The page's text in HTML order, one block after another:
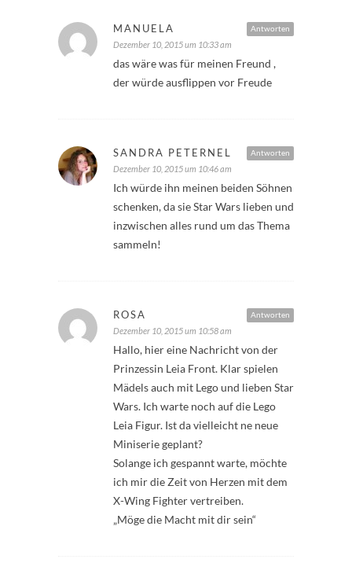
Antworten
MANUELA
Dezember 10, 2015 um 10:33 am
das wäre was für meinen Freund ,
der würde ausflippen vor Freude
Antworten
SANDRA PETERNEL
Dezember 10, 2015 um 10:46 am
Ich würde ihn meinen beiden Söhnen
schenken, da sie Star Wars lieben und
inzwischen alles rund um das Thema
sammeln!
Antworten
ROSA
Dezember 10, 2015 um 10:58 am
Hallo, hier eine Nachricht von der
Prinzessin Leia Front. Klar spielen
Mädels auch mit Lego und lieben Star
Wars. Ich warte noch auf die Lego
Leia Figur. Ist da vielleicht ne neue
Miniserie geplant?
Solange ich gespannt warte, möchte
ich mir die Zeit von Herzen mit dem
X-Wing Fighter vertreiben.
„Möge die Macht mit dir sein“